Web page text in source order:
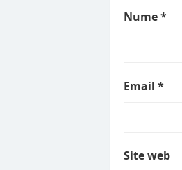
Nume*
Email *
Site web